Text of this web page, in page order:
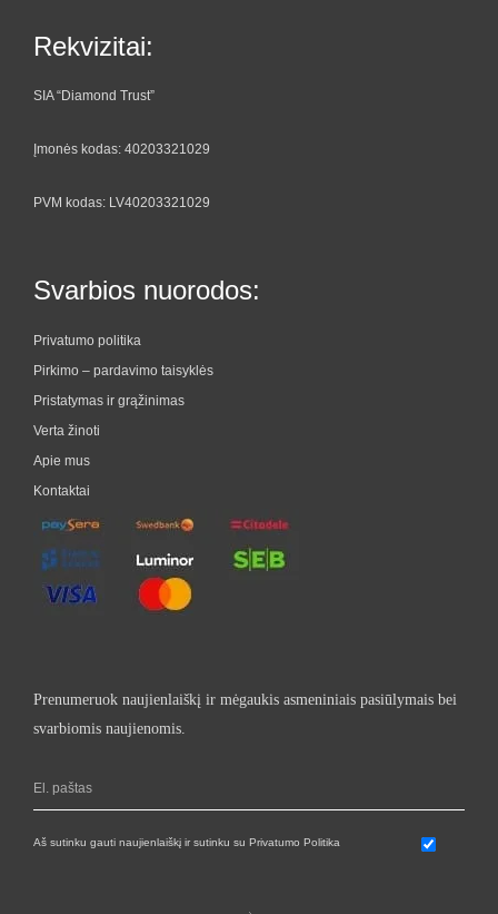
Rekvizitai:
SIA “Diamond Trust”
Įmonės kodas: 40203321029
PVM kodas: LV40203321029
Svarbios nuorodos:
Privatumo politika
Pirkimo – pardavimo taisyklės
Pristatymas ir grąžinimas
Verta žinoti
Apie mus
Kontaktai
Prenumeruok naujienlaiškį ir mėgaukis asmeniniais pasiūlymais bei
svarbiomis naujienomis.
Aš sutinku gauti naujienlaiškį ir sutinku su Privatumo Politika